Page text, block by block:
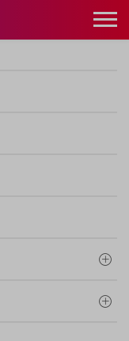
Avaa/